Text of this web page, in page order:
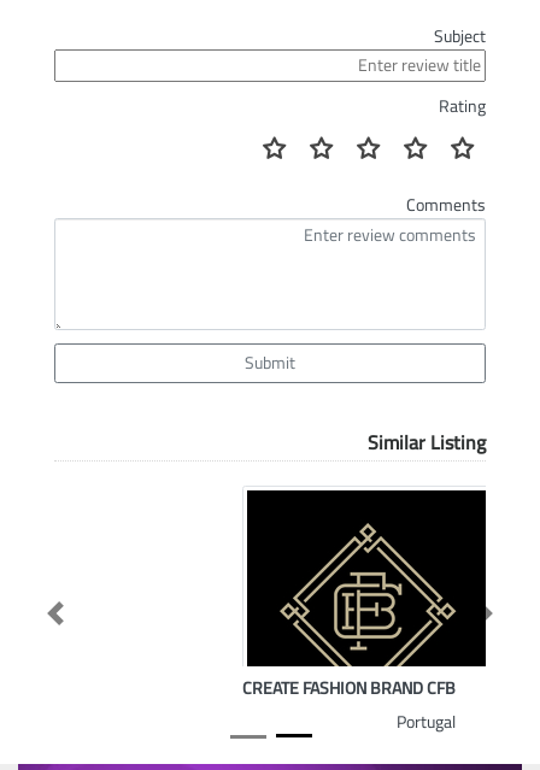
Subject
Rating
Comments
Submit
Similar Listing
CREATE FASHION BRAND CFB
Portugal
Previous Next